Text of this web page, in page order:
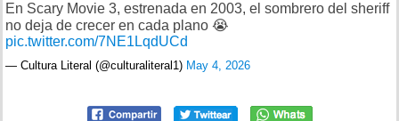
En Scary Movie 3, estrenada en 2003, el sombrero del sheriff
no deja de crecer en cada plano 😭
pic.twitter.com/7NE1LqdUCd
— Cultura Literal (@culturaliteral1) May 4, 2026